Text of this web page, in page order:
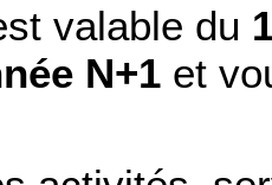
valable du
N+1 et